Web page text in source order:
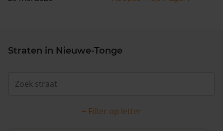
Straten in Nieuwe-Tonge
+ Filter op letter